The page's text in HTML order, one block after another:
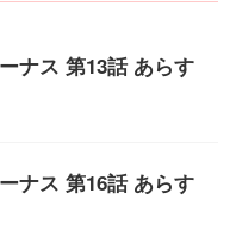
ナス 第13話 あらす
ナス 第16話 あらす